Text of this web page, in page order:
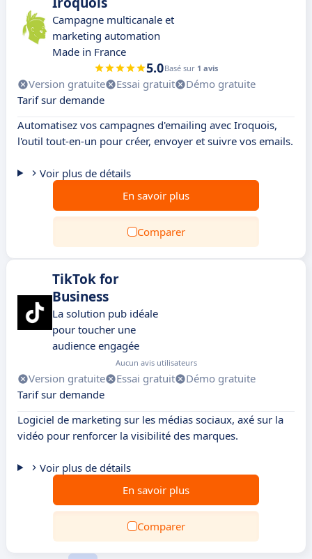
Campagne multicanale et
marketing automation
Made in France
5.0Basé sur 1 avis
Version gratuite Essai gratuit
Démo gratuite
Tarif sur demande
Automatisez vos campagnes d'emailing avec Iroquois,
l'outil tout-en-un pour créer, envoyer et suivre vos emails.
Voir plus de détails
En savoir plus
Comparer
TikTok for
Business
La solution pub idéale
pour toucher une
audience engagée
Aucun avis utilisateurs
Version gratuite Essai gratuit
Démo gratuite
Tarif sur demande
Logiciel de marketing sur les médias sociaux, axé sur la
vidéo pour renforcer la visibilité des marques.
Voir plus de détails
En savoir plus
Comparer